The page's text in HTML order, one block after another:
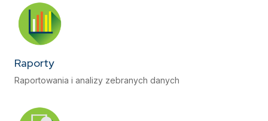
Raporty
Raportowania i analizy zebranych danych